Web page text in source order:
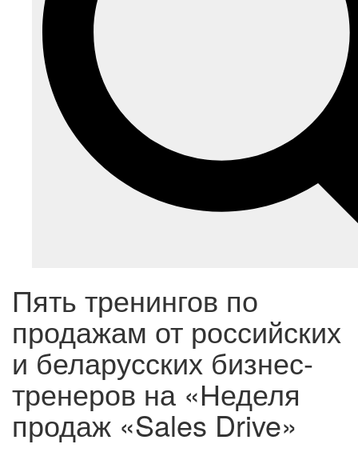
Пять тренингов по
продажам от российских
и беларусских бизнес-
тренеров на «Неделя
продаж «Sales Drive»